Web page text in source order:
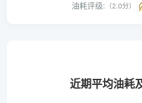
油耗评级: （2.0分）